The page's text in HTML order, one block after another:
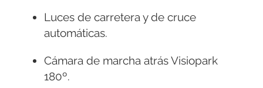
Luces de carretera y de cruce
automáticas.
Cámara de marcha atrás Visiopark
180º.